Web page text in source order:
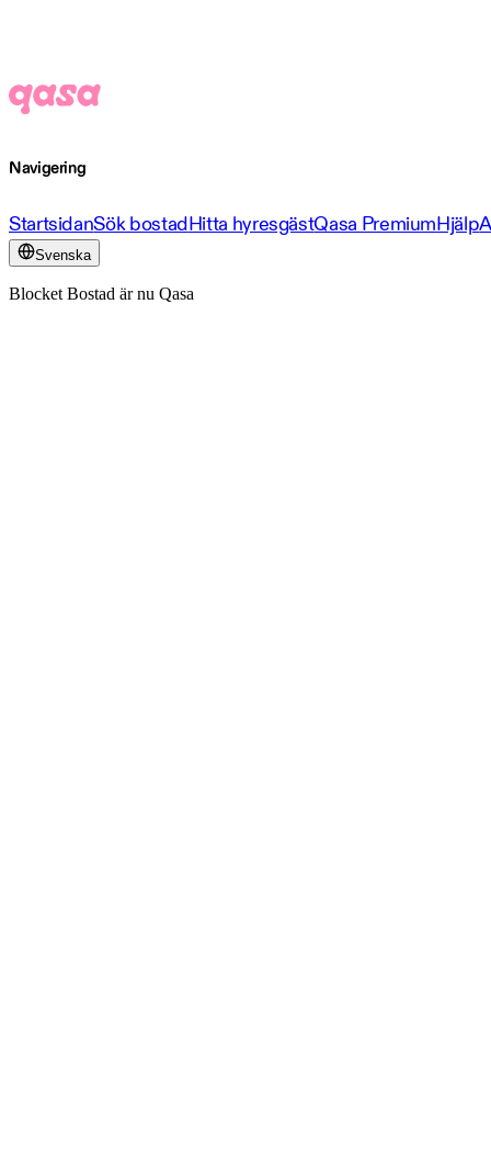
Navigering
StartsidanSök bostadHitta hyresgästQasa PremiumHjälp
Svenska
Blocket Bostad är nu Qasa